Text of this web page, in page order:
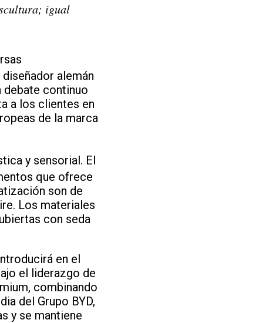
igual
alemán
debate continuo
a los clientes en
de la marca
y sensorial. El
que ofrece
son de
Los materiales
con seda
en el
el liderazgo de
combinando
del Grupo BYD,
y se mantiene